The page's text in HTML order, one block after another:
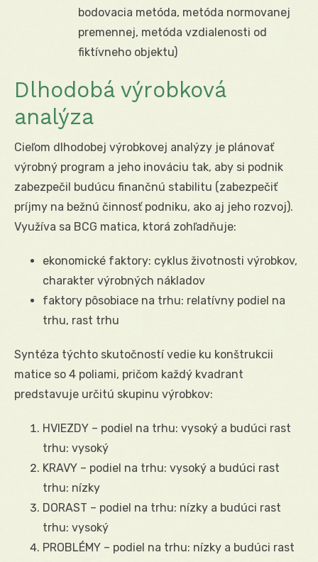
bodovacia metóda, metóda normovanej
premennej, metóda vzdialenosti od
fiktívneho objektu)
Dlhodobá výrobková
analýza
Cieľom dlhodobej výrobkovej analýzy je plánovať
výrobný program a jeho inováciu tak, aby si podnik
zabezpečil budúcu finančnú stabilitu (zabezpečiť
príjmy na bežnú činnosť podniku, ako aj jeho rozvoj).
Využíva sa BCG matica, ktorá zohľadňuje:
ekonomické faktory: cyklus životnosti výrobkov,
charakter výrobných nákladov
faktory pôsobiace na trhu: relatívny podiel na
trhu, rast trhu
Syntéza týchto skutočností vedie ku konštrukcii
matice so 4 poliami, pričom každý kvadrant
predstavuje určitú skupinu výrobkov:
HVIEZDY – podiel na trhu: vysoký a budúci rast
trhu: vysoký
KRAVY – podiel na trhu: vysoký a budúci rast
trhu: nízky
DORAST – podiel na trhu: nízky a budúci rast
trhu: vysoký
PROBLÉMY – podiel na trhu: nízky a budúci rast